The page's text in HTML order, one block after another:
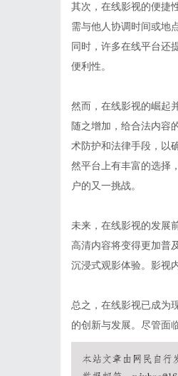
其次，在线影视的便捷
需与他人协调时间或地
同时，许多在线平台还
便利性。
然而，在线影视的崛起
随之增加，给合法内容
术防护和法律手段，以
然平台上有丰富的选择
户的又一挑战。
未来，在线影视的发展
高清内容将变得更加普
沉浸式观影体验。影视
总之，在线影视已成为
的创新与发展。尽管面